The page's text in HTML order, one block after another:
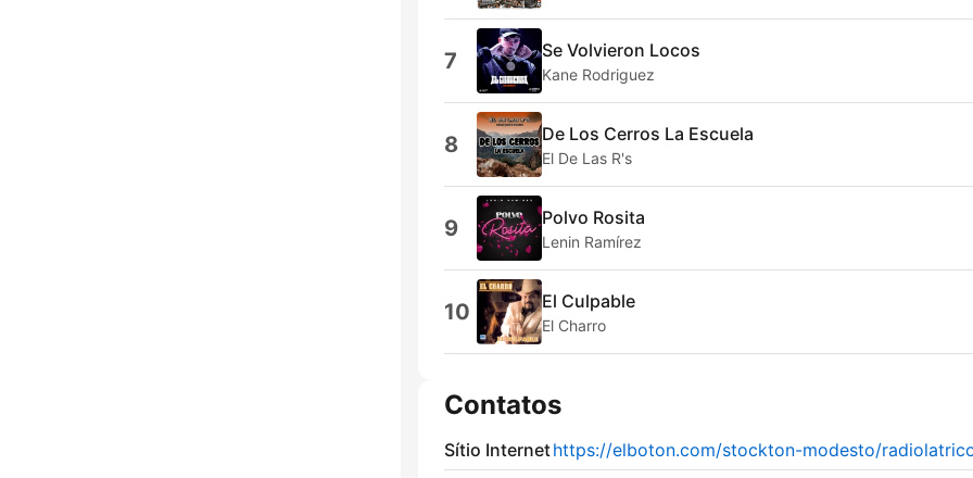
7 Se Volvieron Locos
Kane Rodriguez
8 De Los Cerros La Escuela
El De Las R's
9 Polvo Rosita
Lenin Ramírez
10 El Culpable
El Charro
Contatos
Sítio Internethttps://elboton.com/stockton-modesto/